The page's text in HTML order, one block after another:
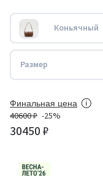
Коньячный
Размер
Финальная цена
40600 ₽ -25%
30450 ₽